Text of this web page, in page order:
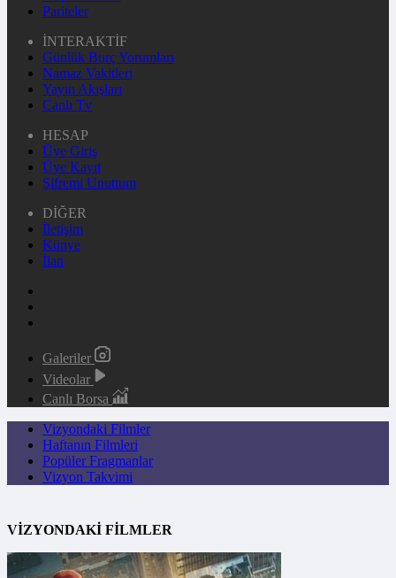
Pariteler
İNTERAKTİF
Günlük Burç Yorumları
Namaz Vakitleri
Yayın Akışları
Canlı Tv
HESAP
Üye Giriş
Üye Kayıt
Şifremi Unuttum
DİĞER
İletişim
Künye
İlan
Galeriler
Videolar
Canlı Borsa
Vizyondaki Filmler
Haftanın Filmleri
Popüler Fragmanlar
Vizyon Takvimi
VİZYONDAKİ FİLMLER